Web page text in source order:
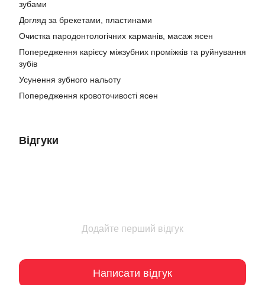
зубами
Догляд за брекетами, пластинами
Очистка пародонтологічних карманів, масаж ясен
Попередження карієсу міжзубних проміжків та руйнування
зубів
Усунення зубного нальоту
Попередження кровоточивості ясен
Відгуки
Додайте перший відгук
Написати відгук